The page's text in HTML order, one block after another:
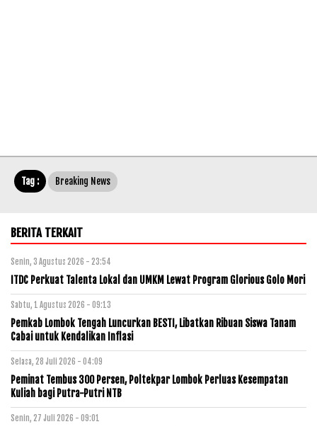
Tag : Breaking News
BERITA TERKAIT
Senin, 3 Agustus 2026 - 23:54
ITDC Perkuat Talenta Lokal dan UMKM Lewat Program Glorious Golo Mori
Sabtu, 1 Agustus 2026 - 09:13
Pemkab Lombok Tengah Luncurkan BESTI, Libatkan Ribuan Siswa Tanam
Cabai untuk Kendalikan Inflasi
Selasa, 28 Juli 2026 - 04:09
Peminat Tembus 300 Persen, Poltekpar Lombok Perluas Kesempatan
Kuliah bagi Putra-Putri NTB
Senin, 27 Juli 2026 - 09:01